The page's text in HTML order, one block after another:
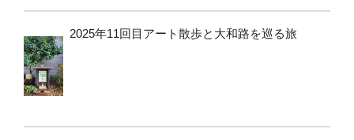
2025年11回目アート散歩と大和路を巡る旅